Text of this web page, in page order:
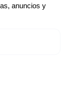
anuncios y